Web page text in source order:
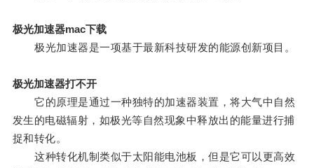
极光加速器mac下载
极光加速器是一项基于最新科技研发的能源创新项目。
极光加速器打不开
它的原理是通过一种独特的加速器装置，将大气中自然
发生的电磁辐射，如极光等自然现象中释放出的能量进行捕
捉和转化。
这种转化机制类似于太阳能电池板，但是它可以更高效